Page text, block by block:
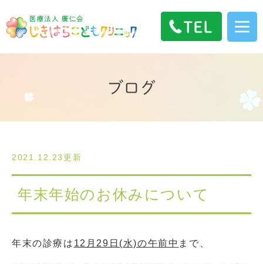
ブログ
2021.12.23更新
年末年始のお休みについて
年末の診療は 12月29日(水)の午前中 まで、